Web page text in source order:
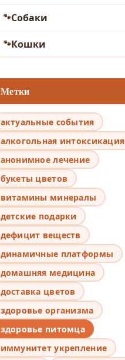
Собаки
Кошки
Метки
актуальные события
алкогольная интоксикация
анонимное лечение
букеты цветов
витамины минералы
детские подарки
дефицит веществ
динамичные платформы
домашняя медицина
доставка цветов
здоровье организма
здоровье питомца
иммунитет укрепление